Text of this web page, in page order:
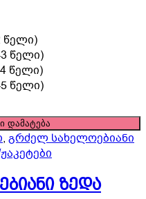
წელი)
3 წელი)
4 წელი)
5 წელი)
დამატება
, გრძელ სახელოებიანი
ზედა